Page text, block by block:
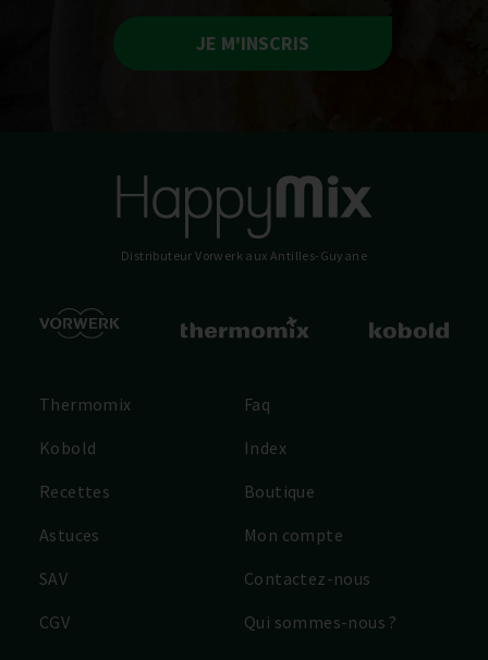
JE M'INSCRIS
Distributeur Vorwerk aux Antilles-Guyane
Thermomix
Kobold
Recettes
Astuces
SAV
CGV
Faq
Index
Boutique
Mon compte
Contactez-nous
Qui sommes-nous ?